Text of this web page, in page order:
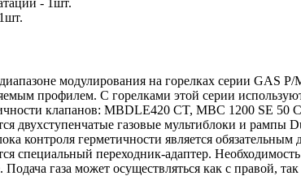
- 1шт.
модулирования на горелках серии GAS P/
профилем. С горелками этой серии
клапанов: MBDLE420 CT, MBC 1200 SE
двухступенчатые газовые мультиблоки и
контроля герметичности является
специальный переходник-адаптер.
газа может осуществляться как с правой,